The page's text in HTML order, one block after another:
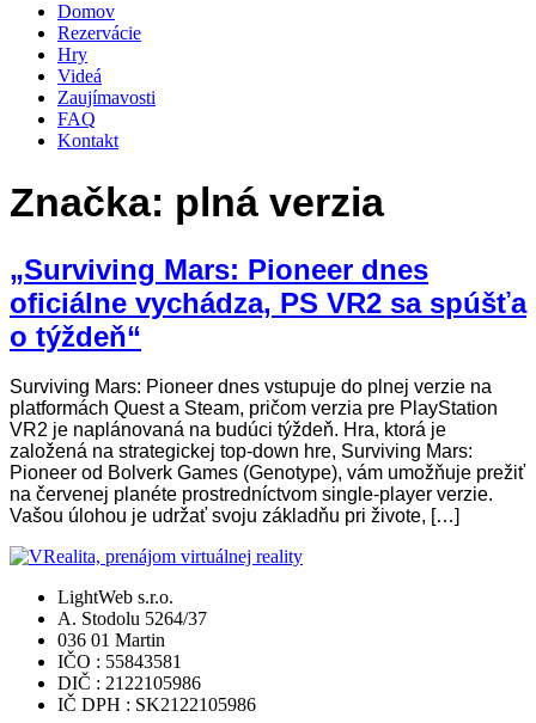
Domov
Rezervácie
Hry
Videá
Zaujímavosti
FAQ
Kontakt
Značka: plná verzia
„Surviving Mars: Pioneer dnes
oficiálne vychádza, PS VR2 sa spúšťa
o týždeň“
Surviving Mars: Pioneer dnes vstupuje do plnej verzie na
platformách Quest a Steam, pričom verzia pre PlayStation
VR2 je naplánovaná na budúci týždeň. Hra, ktorá je
založená na strategickej top-down hre, Surviving Mars:
Pioneer od Bolverk Games (Genotype), vám umožňuje prežiť
na červenej planéte prostredníctvom single-player verzie.
Vašou úlohou je udržať svoju základňu pri živote, […]
LightWeb s.r.o.
A. Stodolu 5264/37
036 01 Martin
IČO : 55843581
DIČ : 2122105986
IČ DPH : SK2122105986